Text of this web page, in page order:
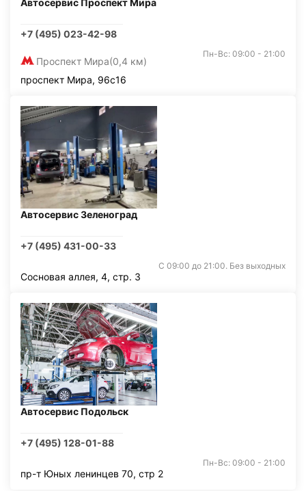
Автосервис Проспект Мира
+7 (495) 023-42-98
Проспект Мира(0,4 км)
Пн-Вс: 09:00 - 21:00
проспект Мира, 96с16
Автосервис Зеленоград
+7 (495) 431-00-33
С 09:00 до 21:00. Без выходных
Сосновая аллея, 4, стр. 3
Автосервис Подольск
+7 (495) 128-01-88
Пн-Вс: 09:00 - 21:00
пр-т Юных ленинцев 70, стр 2